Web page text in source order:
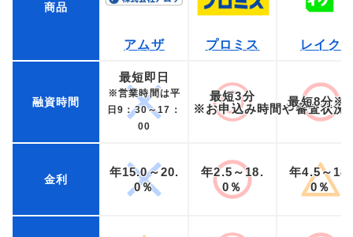
商品
アムザ プロミス レイク
融資時間
最短即日
※営業時間は平
日9：30～17：
00
最短3分
※お申込み時間や審査状況
最短8分※1
金利
年15.0～20.
0％
年2.5～18.
0％
年4.5～18.
0％